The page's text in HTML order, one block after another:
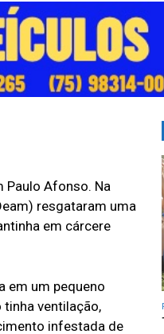
Paulo Afonso. Na
resgataram uma
em cárcere
em um pequeno
ventilação,
infestada de